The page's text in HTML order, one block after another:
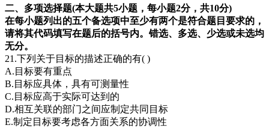
二、多项选择题(本大题共5小题，每小题2分，共10分)
在每小题列出的五个备选项中至少有两个是符合题目要求的，
请将其代码填写在题后的括号内。错选、多选、少选或未选均
无分。
21.下列关于目标的描述正确的有( )
A.目标要有重点
B.目标应具体，具有可测量性
C.目标应高于实际可达到的
D.相互关联的部门之间应制定共同目标
E.制定目标要考虑各方面关系的协调性